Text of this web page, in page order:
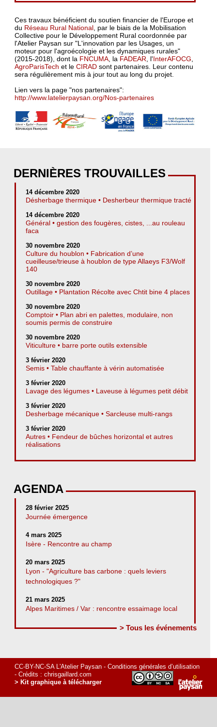
Ces travaux bénéficient du soutien financier de l'Europe et
du Réseau Rural National, par le biais de la Mobilisation
Collective pour le Développement Rural coordonnée par
l'Atelier Paysan sur "L'innovation par les Usages, un
moteur pour l'agroécologie et les dynamiques rurales"
(2015-2018), dont la FNCUMA, la FADEAR, l'InterAFOCG,
AgroParisTech et le CIRAD sont partenaires. Leur contenu
sera régulièrement mis à jour tout au long du projet.
Lien vers la page "nos partenaires":
http://www.latelierpaysan.org/Nos-partenaires
DERNIÈRES TROUVAILLES
14 décembre 2020
Désherbage thermique • Desherbeur thermique tracté
14 décembre 2020
Général • gestion des fougères, cistes, ...au rouleau
faca
30 novembre 2020
Culture du houblon • Fabrication d’une
cueilleuse/trieuse à houblon de type Allaeys F3/Wolf
140
30 novembre 2020
Outillage • Plantation Récolte avec Chtit bine 4 places
30 novembre 2020
Comptoir • Plan abri en palettes, modulaire, non
soumis permis de construire
30 novembre 2020
Viticulture • barre porte outils extensible
3 février 2020
Semis • Table chauffante à vérin automatisée
3 février 2020
Lavage des légumes • Laveuse à légumes petit débit
3 février 2020
Desherbage mécanique • Sarcleuse multi-rangs
3 février 2020
Autres • Fendeur de bûches horizontal et autres
réalisations
AGENDA
28 février 2025
Journée émergence
4 mars 2025
Isère - Rencontre au champ
20 mars 2025
Lyon - "Agriculture bas carbone : quels leviers
technologiques ?"
21 mars 2025
Alpes Maritimes / Var : rencontre essaimage local
> Tous les événements
CC-BY-NC-SA L'Atelier Paysan - Conditions générales d’utilisation
- Crédits : chrisgaillard.com
> Kit graphique à télécharger